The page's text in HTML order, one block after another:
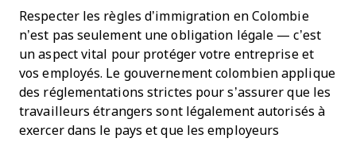
Respecter les règles d’immigration en Colombie
n’est pas seulement une obligation légale — c’est
un aspect vital pour protéger votre entreprise et
vos employés. Le gouvernement colombien applique
des réglementations strictes pour s’assurer que les
travailleurs étrangers sont légalement autorisés à
exercer dans le pays et que les employeurs